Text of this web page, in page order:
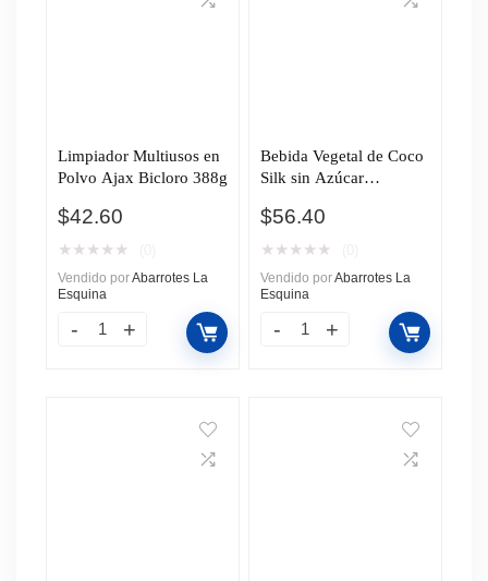
Limpiador Multiusos en
Polvo Ajax Bicloro 388g
$42.60
★ ★ ★ ★ ★
Vendido porAbarrotes La
Esquina
Bebida Vegetal de Coco
Silk sin Azúcar
946ml
$56.40
★ ★ ★ ★ ★
Vendido porAbarrotes La
Esquina